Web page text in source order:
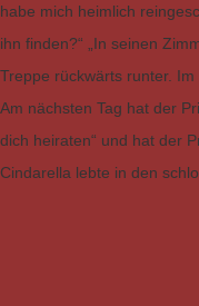
habe mich heimlich
ihn finden?“ „In seinen
Treppe rückwärts runter.
Am nächsten Tag hat der
dich heiraten“ und hat der
Cindarella lebte in den